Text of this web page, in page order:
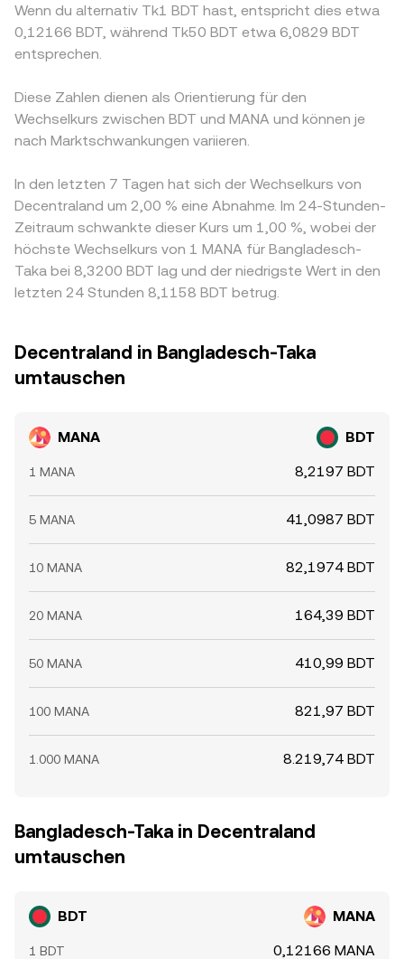
Wenn du alternativ Tk1 BDT hast, entspricht dies etwa
0,12166 BDT, während Tk50 BDT etwa 6,0829 BDT
entsprechen.
Diese Zahlen dienen als Orientierung für den
Wechselkurs zwischen BDT und MANA und können je
nach Marktschwankungen variieren.
In den letzten 7 Tagen hat sich der Wechselkurs von
Decentraland um 2,00 % eine Abnahme. Im 24-Stunden-
Zeitraum schwankte dieser Kurs um 1,00 %, wobei der
höchste Wechselkurs von 1 MANA für Bangladesch-
Taka bei 8,3200 BDT lag und der niedrigste Wert in den
letzten 24 Stunden 8,1158 BDT betrug.
Decentraland in Bangladesch-Taka
umtauschen
MANA BDT
1 MANA 8,2197 BDT
5 MANA 41,0987 BDT
10 MANA 82,1974 BDT
20 MANA 164,39 BDT
50 MANA 410,99 BDT
100 MANA 821,97 BDT
1.000 MANA 8.219,74 BDT
Bangladesch-Taka in Decentraland
umtauschen
BDT MANA
1 BDT 0,12166 MANA